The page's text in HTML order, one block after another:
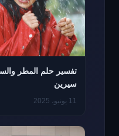
تفسير حلم المطر
سيرين
11 يونيو، 2025